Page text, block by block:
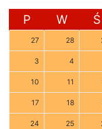
P W Ś
27 28
3 4
10 11
17 18
24 25